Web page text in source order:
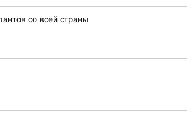
со всей страны